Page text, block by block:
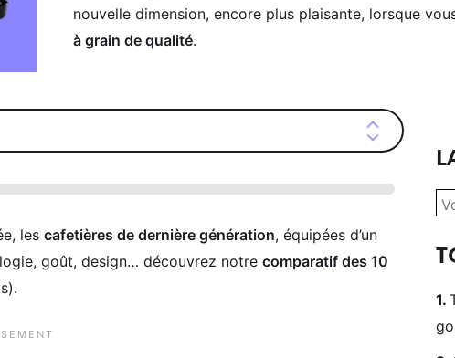
nouvelle dimension, encore plus plaisante, lorsque
à grain de qualité.
les cafetières de dernière génération, équipées d’un
goût, design… découvrez notre comparatif des 10